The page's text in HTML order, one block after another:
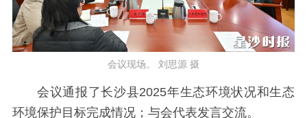
会议现场。 刘思源 摄
会议通报了长沙县2025年生态环境状况和生态
环境保护目标完成情况；与会代表发言交流。